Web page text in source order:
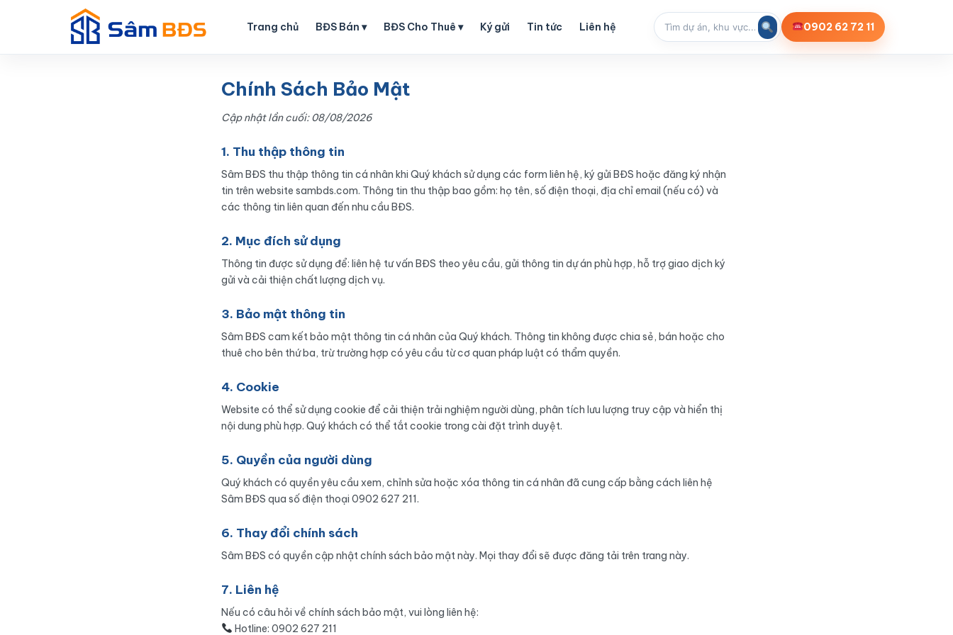
Trang chủ BĐS Bán ▾ BĐS Cho Thuê ▾ Ký gửi Tin tức Liên hệ 0902 62 72 11
Chính Sách Bảo Mật
Cập nhật lần cuối: 08/08/2026
1. Thu thập thông tin
Sâm BĐS thu thập thông tin cá nhân khi Quý khách sử dụng các form liên hệ, ký gửi BĐS hoặc đăng ký nhận
tin trên website sambds.com. Thông tin thu thập bao gồm: họ tên, số điện thoại, địa chỉ email (nếu có) và
các thông tin liên quan đến nhu cầu BĐS.
2. Mục đích sử dụng
Thông tin được sử dụng để: liên hệ tư vấn BĐS theo yêu cầu, gửi thông tin dự án phù hợp, hỗ trợ giao dịch ký
gửi và cải thiện chất lượng dịch vụ.
3. Bảo mật thông tin
Sâm BĐS cam kết bảo mật thông tin cá nhân của Quý khách. Thông tin không được chia sẻ, bán hoặc cho
thuê cho bên thứ ba, trừ trường hợp có yêu cầu từ cơ quan pháp luật có thẩm quyền.
4. Cookie
Website có thể sử dụng cookie để cải thiện trải nghiệm người dùng, phân tích lưu lượng truy cập và hiển thị
nội dung phù hợp. Quý khách có thể tắt cookie trong cài đặt trình duyệt.
5. Quyền của người dùng
Quý khách có quyền yêu cầu xem, chỉnh sửa hoặc xóa thông tin cá nhân đã cung cấp bằng cách liên hệ
Sâm BĐS qua số điện thoại 0902 627 211.
6. Thay đổi chính sách
Sâm BĐS có quyền cập nhật chính sách bảo mật này. Mọi thay đổi sẽ được đăng tải trên trang này.
7. Liên hệ
Nếu có câu hỏi về chính sách bảo mật, vui lòng liên hệ:
Hotline: 0902 627 211